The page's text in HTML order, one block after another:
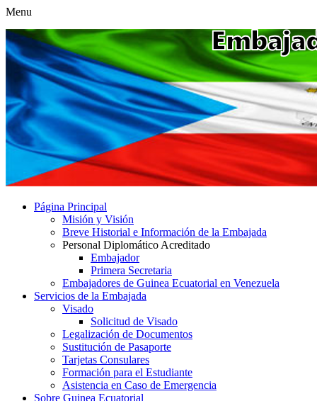
Menu
Página Principal
Misión y Visión
Breve Historial e Información de la Embajada
Personal Diplomático Acreditado
Embajador
Primera Secretaria
Embajadores de Guinea Ecuatorial en Venezuela
Servicios de la Embajada
Visado
Solicitud de Visado
Legalización de Documentos
Sustitución de Pasaporte
Tarjetas Consulares
Formación para el Estudiante
Asistencia en Caso de Emergencia
Sobre Guinea Ecuatorial